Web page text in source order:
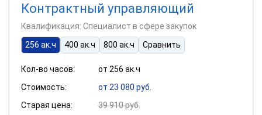
Контрактный управляющий
Квалификация: Специалист в сфере закупок
256 ак.ч
400 ак.ч 800 ак.ч Сравнить
Кол-во часов:
от 256 ак.ч
Стоимость:
от 23 080 руб.
Старая цена:
39 910 руб.